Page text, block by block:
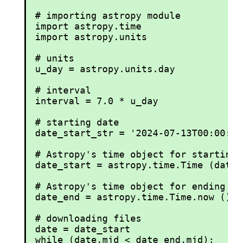
# importing astropy module
import astropy.time
import astropy.units
# units
u_day = astropy.units.day
# interval
interval = 7.0 * u_day
# starting date
date_start_str = '2024-07-
# Astropy's time object for
date_start = astropy.time.Time
# Astropy's time object for ending
date_end = astropy.time.Time.now
# downloading files
date = date_start
while (date.mjd < date_end.mjd):